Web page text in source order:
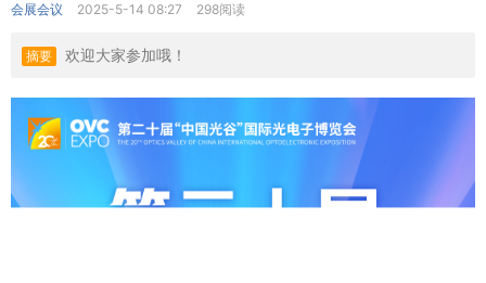
会展会议 2025-5-14 08:27 298阅读
摘要 欢迎大家参加哦！